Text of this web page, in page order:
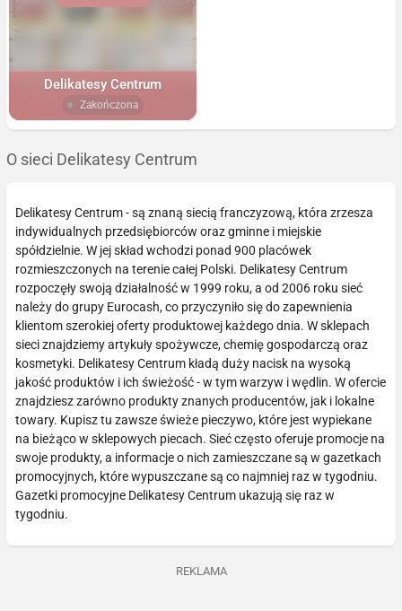
Delikatesy Centrum
Zakończona
O sieci Delikatesy Centrum
Delikatesy Centrum - są znaną siecią franczyzową, która zrzesza
indywidualnych przedsiębiorców oraz gminne i miejskie
spółdzielnie. W jej skład wchodzi ponad 900 placówek
rozmieszczonych na terenie całej Polski. Delikatesy Centrum
rozpoczęły swoją działalność w 1999 roku, a od 2006 roku sieć
należy do grupy Eurocash, co przyczyniło się do zapewnienia
klientom szerokiej oferty produktowej każdego dnia. W sklepach
sieci znajdziemy artykuły spożywcze, chemię gospodarczą oraz
kosmetyki. Delikatesy Centrum kładą duży nacisk na wysoką
jakość produktów i ich świeżość - w tym warzyw i wędlin. W ofercie
znajdziesz zarówno produkty znanych producentów, jak i lokalne
towary. Kupisz tu zawsze świeże pieczywo, które jest wypiekane
na bieżąco w sklepowych piecach. Sieć często oferuje promocje na
swoje produkty, a informacje o nich zamieszczane są w gazetkach
promocyjnych, które wypuszczane są co najmniej raz w tygodniu.
Gazetki promocyjne Delikatesy Centrum ukazują się raz w
tygodniu.
REKLAMA